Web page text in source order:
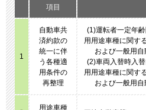
項目
1
自動車共
済約款の
統一に伴
う各種適
用条件の
再整理
(1)運転者一定年
用用途車種に関す
および一般用
(2)車両入替時入
用用途車種に関す
および一般用
用途車種